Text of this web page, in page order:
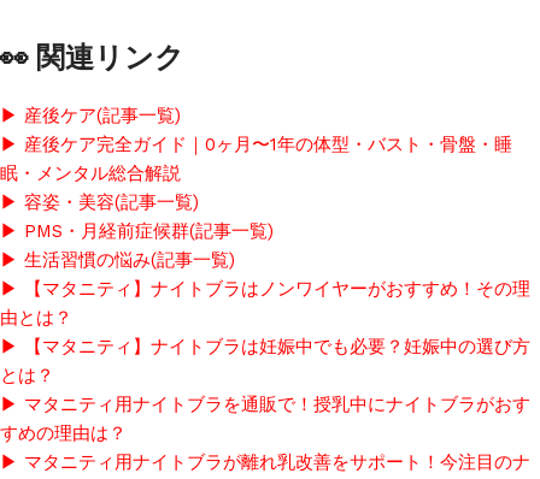
👀 関連リンク
▶ 産後ケア(記事一覧)
▶ 産後ケア完全ガイド｜0ヶ月〜1年の体型・バスト・骨盤・睡
眠・メンタル総合解説
▶ 容姿・美容(記事一覧)
▶ PMS・月経前症候群(記事一覧)
▶ 生活習慣の悩み(記事一覧)
▶ 【マタニティ】ナイトブラはノンワイヤーがおすすめ！その理
由とは？
▶ 【マタニティ】ナイトブラは妊娠中でも必要？妊娠中の選び方
とは？
▶ マタニティ用ナイトブラを通販で！授乳中にナイトブラがおす
すめの理由は？
▶ マタニティ用ナイトブラが離れ乳改善をサポート！今注目のナ